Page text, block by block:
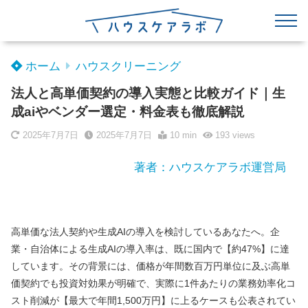
ホーム ハウスクリーニング
法人と高単価契約の導入実態と比較ガイド｜生
成aiやベンダー選定・料金表も徹底解説
2025年7月7日 2025年7月7日 10 min 193views
著者：ハウスケアラボ運営局
高単価な法人契約や生成AIの導入を検討しているあなたへ。企
業・自治体による生成AIの導入率は、既に国内で【約47%】に達
しています。その背景には、価格が年間数百万円単位に及ぶ高単
価契約でも投資対効果が明確で、実際に1件あたりの業務効率化コ
スト削減が【最大で年間1,500万円】に上るケースも公表されてい